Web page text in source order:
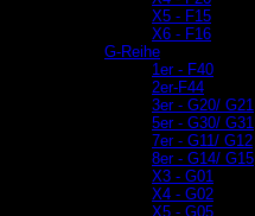
X5 - F15
X6 - F16
G-Reihe
1er - F40
2er-F44
3er - G20/ G21
5er - G30/ G31
7er - G11/ G12
8er - G14/ G15
X3 - G01
X4 - G02
X5 - G05